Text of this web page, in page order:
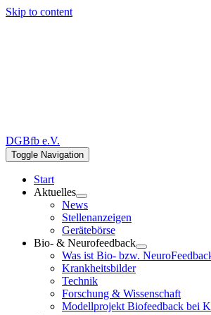
Skip to content
DGBfb e.V.
Toggle Navigation
Start
Aktuelles
News
Stellenanzeigen
Gerätebörse
Bio- & Neurofeedback
Was ist Bio- bzw.
Krankheitsbilder
Technik
Forschung & Wissenschaft
Modellprojekt Biofeedback bei